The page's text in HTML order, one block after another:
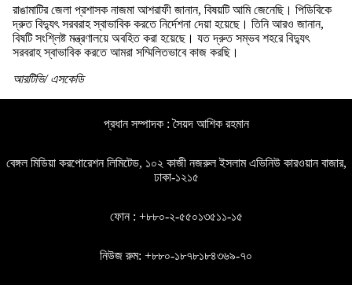
রাঙামাটির জেলা প্রশাসক নাজমা আশরাফী জানান, বিষয়টি আমি জেনেছি। পিডিবিকে
দ্রুত বিদ্যুৎ সরবরাহ স্বাভাবিক করতে নির্দেশনা দেয়া হয়েছে। তিনি আরও জানান,
বিষটি সংশ্লিষ্ট মন্ত্রণালয়ে অবহিত করা হয়েছে। যত দ্রুত সম্ভব শহরে বিদ্যুৎ
সরবরাহ স্বাভাবিক করতে আমরা সম্মিলিতভাবে কাজ করছি।
আরটিভি/ এসকেডি
প্রধান সম্পাদক : সৈয়দ আশিক রহমান
বেঙ্গল মিডিয়া করপোরেশন লিমিটেড, ১০২ কাজী নজরুল ইসলাম এভিনিউ কারওয়ান বাজার,
ঢাকা-১২১৫
ফোন : +৮৮০-২-৫৫০১৩৫১১-১৫
নিউজ রুম: +৮৮০-১৮৭৮১৮৪৩৬৯-৭০